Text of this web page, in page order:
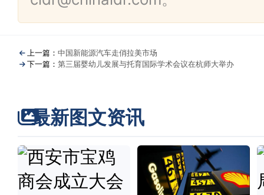
上一篇： 中国新能源汽车走俏拉美市场
下一篇： 第三届婴幼儿发展与托育国际学术会议在杭师大举办
最新图文资讯